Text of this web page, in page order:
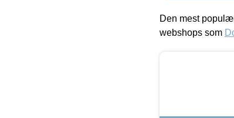
Den mest
webshops som